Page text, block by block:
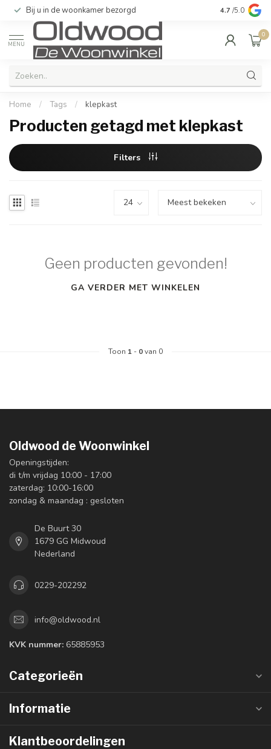
Bij u in de woonkamer bezorgd Kwaliteit &
4.7 /5.0
MENU
0
Home / Tags / klepkast
Producten getagd met klepkast
Filters
Geen producten gevonden!
GA VERDER MET WINKELEN
Toon 1 - 0van 0
Oldwood de Woonwinkel
Openingstijden:
di t/m vrijdag 10:00 - 17:00
zaterdag: 10:00-16:00
zondag & maandag : gesloten
De Buurt 30
1679 GG Midwoud
Nederland
0229-202292
info@oldwood.nl
KVK nummer: 65885953
Categorieën
Informatie
Klantbeoordelingen